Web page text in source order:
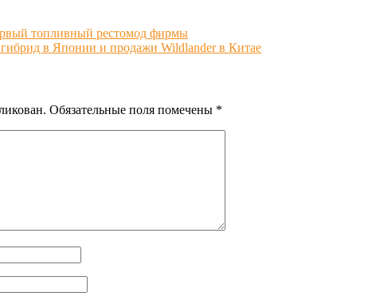
топливный рестомод фирмы
в Японии и продажи Wildlander в Китае
Обязательные поля помечены *